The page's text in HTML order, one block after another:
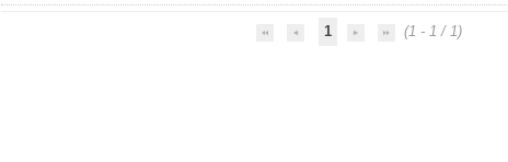
1 (1 - 1 / 1)